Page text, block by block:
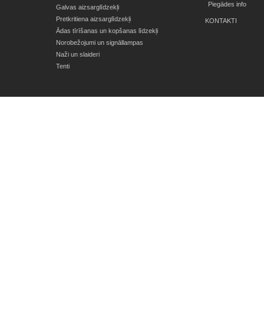
Galvas aizsarglīdzekļi
Pretkritiena aizsarglīdzekļi
Ādas tīrīšanas un kopšanas līdzekļi
Norobežojumi un signāllampas
Naži un slaideri
Tenti
Piegādes info
KONTAKTI